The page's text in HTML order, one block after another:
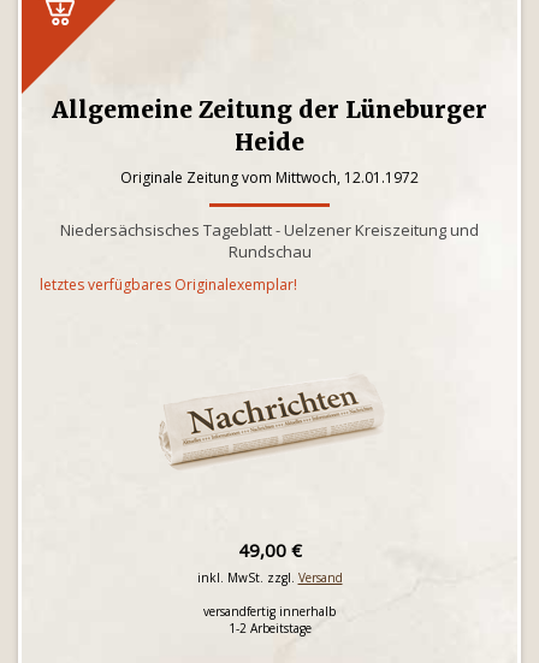
Allgemeine Zeitung der Lüneburger
Heide
Originale Zeitung vom Mittwoch, 12.01.1972
Niedersächsisches Tageblatt - Uelzener Kreiszeitung und
Rundschau
letztes verfügbares Originalexemplar!
49,00 €
inkl. MwSt. zzgl. Versand
versandfertig innerhalb
1-2 Arbeitstage